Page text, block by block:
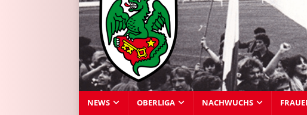
NEWS OBERLIGA NACHWUCHS